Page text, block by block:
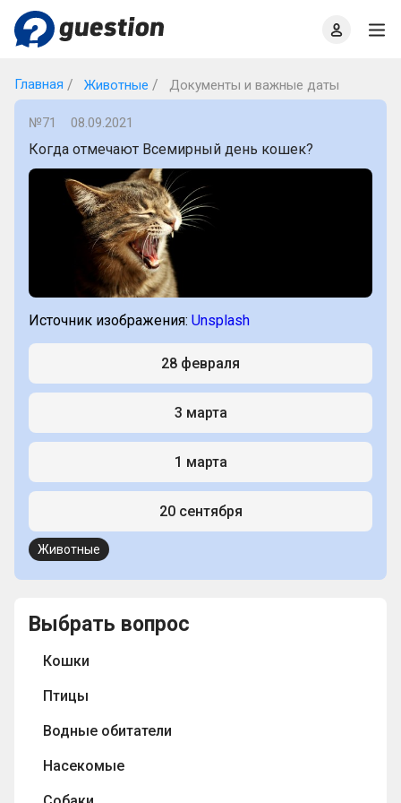
Главная Животные Документы и важные даты
№71 08.09.2021
Когда отмечают Всемирный день кошек?
Источник изображения: Unsplash
28 февраля
3 марта
1 марта
20 сентября
Животные
Выбрать вопрос
Кошки
Птицы
Водные обитатели
Насекомые